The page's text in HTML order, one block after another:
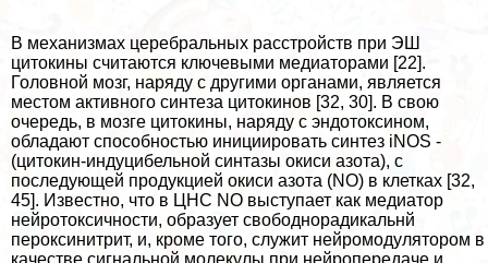
В механизмах церебральных расстройств при ЭШ
цитокины считаются ключевыми медиаторами [22].
Головной мозг, наряду с другими органами, является
местом активного синтеза цитокинов [32, 30]. В свою
очередь, в мозге цитокины, наряду с эндотоксином,
обладают способностью инициировать синтез iNOS -
(цитокин-индуцибельной синтазы окиси азота), с
последующей продукцией окиси азота (NO) в клетках [32,
45]. Известно, что в ЦНС NO выступает как медиатор
нейротоксичности, образует свободнорадикальнй
пероксинитрит, и, кроме того, служит нейромодулятором в